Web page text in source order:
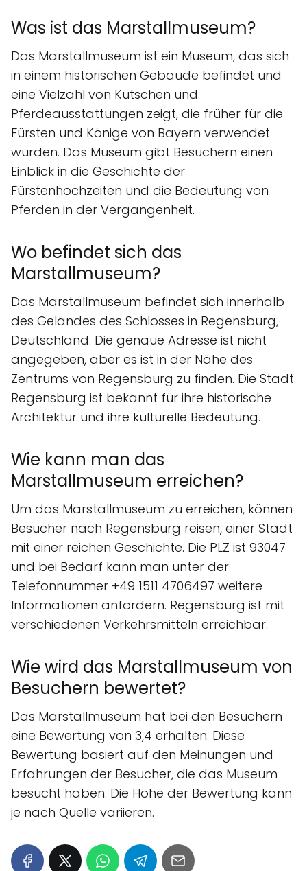
Was ist das Marstallmuseum?
Das Marstallmuseum ist ein Museum, das sich
in einem historischen Gebäude befindet und
eine Vielzahl von Kutschen und
Pferdeausstattungen zeigt, die früher für die
Fürsten und Könige von Bayern verwendet
wurden. Das Museum gibt Besuchern einen
Einblick in die Geschichte der
Fürstenhochzeiten und die Bedeutung von
Pferden in der Vergangenheit.
Wo befindet sich das
Marstallmuseum?
Das Marstallmuseum befindet sich innerhalb
des Geländes des Schlosses in Regensburg,
Deutschland. Die genaue Adresse ist nicht
angegeben, aber es ist in der Nähe des
Zentrums von Regensburg zu finden. Die Stadt
Regensburg ist bekannt für ihre historische
Architektur und ihre kulturelle Bedeutung.
Wie kann man das
Marstallmuseum erreichen?
Um das Marstallmuseum zu erreichen, können
Besucher nach Regensburg reisen, einer Stadt
mit einer reichen Geschichte. Die PLZ ist 93047
und bei Bedarf kann man unter der
Telefonnummer +49 1511 4706497 weitere
Informationen anfordern. Regensburg ist mit
verschiedenen Verkehrsmitteln erreichbar.
Wie wird das Marstallmuseum von
Besuchern bewertet?
Das Marstallmuseum hat bei den Besuchern
eine Bewertung von 3,4 erhalten. Diese
Bewertung basiert auf den Meinungen und
Erfahrungen der Besucher, die das Museum
besucht haben. Die Höhe der Bewertung kann
je nach Quelle variieren.